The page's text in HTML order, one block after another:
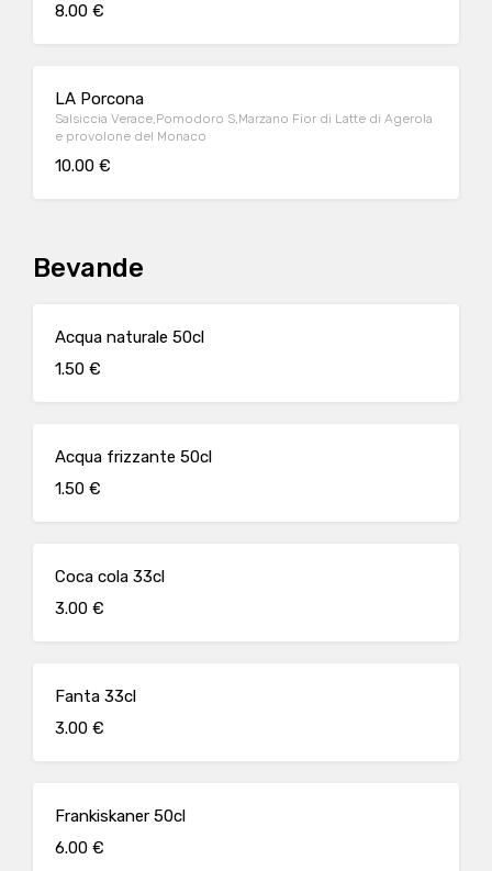
8.00 €
LA Porcona
Salsiccia Verace,Pomodoro S,Marzano Fior di Latte di Agerola
e provolone del Monaco
10.00 €
Bevande
Acqua naturale 50cl
1.50 €
Acqua frizzante 50cl
1.50 €
Coca cola 33cl
3.00 €
Fanta 33cl
3.00 €
Frankiskaner 50cl
6.00 €